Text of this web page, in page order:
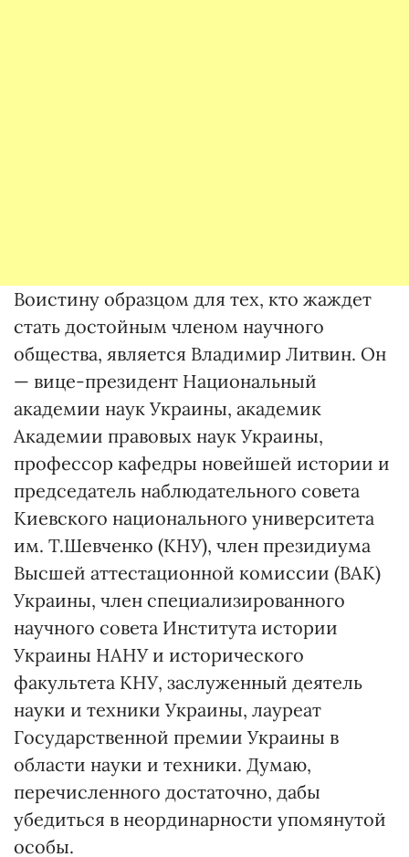
Воистину образцом для тех, кто жаждет
стать достойным членом научного
общества, является Владимир Литвин. Он
— вице-президент Национальный
академии наук Украины, академик
Академии правовых наук Украины,
профессор кафедры новейшей истории и
председатель наблюдательного совета
Киевского национального университета
им. Т.Шевченко (КНУ), член президиума
Высшей аттестационной комиссии (ВАК)
Украины, член специализированного
научного совета Института истории
Украины НАНУ и исторического
факультета КНУ, заслуженный деятель
науки и техники Украины, лауреат
Государственной премии Украины в
области науки и техники. Думаю,
перечисленного достаточно, дабы
убедиться в неординарности упомянутой
особы.